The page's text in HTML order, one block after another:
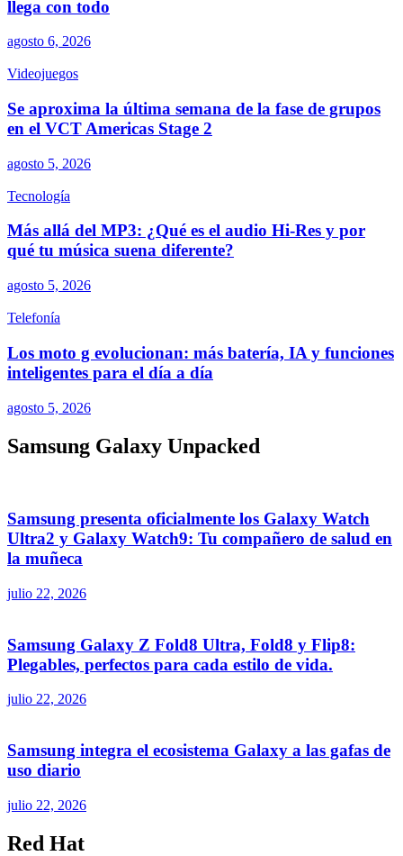
llega con todo
agosto 6, 2026
Videojuegos
Se aproxima la última semana de la fase de grupos
en el VCT Americas Stage 2
agosto 5, 2026
Tecnología
Más allá del MP3: ¿Qué es el audio Hi-Res y por
qué tu música suena diferente?
agosto 5, 2026
Telefonía
Los moto g evolucionan: más batería, IA y funciones
inteligentes para el día a día
agosto 5, 2026
Samsung Galaxy Unpacked
Samsung presenta oficialmente los Galaxy Watch
Ultra2 y Galaxy Watch9: Tu compañero de salud en
la muñeca
julio 22, 2026
Samsung Galaxy Z Fold8 Ultra, Fold8 y Flip8:
Plegables, perfectos para cada estilo de vida.
julio 22, 2026
Samsung integra el ecosistema Galaxy a las gafas de
uso diario
julio 22, 2026
Red Hat